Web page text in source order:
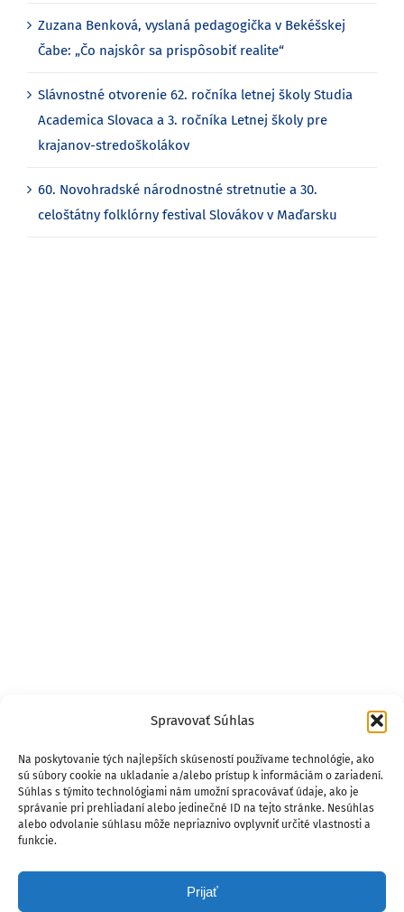
Spravovať Súhlas
Na poskytovanie tých najlepších skúseností používame technológie, ako
sú súbory cookie na ukladanie a/alebo prístup k informáciám o zariadení.
Súhlas s týmito technológiami nám umožní spracovávať údaje, ako je
správanie pri prehliadaní alebo jedinečné ID na tejto stránke. Nesúhlas
alebo odvolanie súhlasu môže nepriaznivo ovplyvniť určité vlastnosti a
funkcie.
Prijať
Zuzana Benková, vyslaná pedagogička v Bekéšskej
Čabe: „Čo najskôr sa prispôsobiť realite“
Slávnostné otvorenie 62. ročníka letnej školy Studia
Academica Slovaca a 3. ročníka Letnej školy pre
krajanov-stredoškolákov
60. Novohradské národnostné stretnutie a 30.
celoštátny folklórny festival Slovákov v Maďarsku